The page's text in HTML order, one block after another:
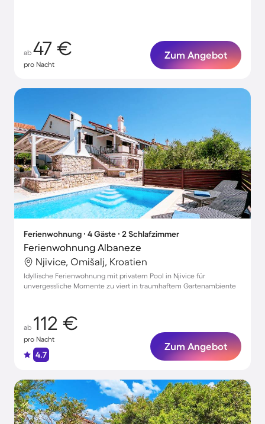
ab 47 €
pro Nacht
Zum Angebot
Ferienwohnung ∙ 4 Gäste ∙ 2 Schlafzimmer
Ferienwohnung Albaneze
Njivice, Omišalj, Kroatien
Idyllische Ferienwohnung mit privatem Pool in Njivice für
unvergessliche Momente zu viert in traumhaftem Gartenambiente
ab 112 €
pro Nacht
4.7
Zum Angebot